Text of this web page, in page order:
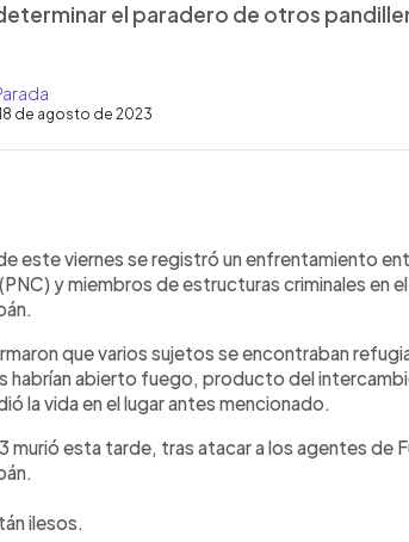
el paradero de otros
de agosto de 2023
artículo
este viernes se registró un enfrentamiento
y miembros de estructuras criminales en
que varios sujetos se encontraban
habrían abierto fuego, producto del
la vida en el lugar antes mencionado.
murió esta tarde, tras atacar a los agentes de
ilesos.